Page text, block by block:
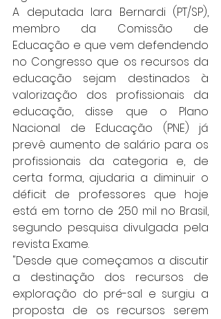
A deputada Iara Bernardi (PT/SP),
membro da Comissão de
Educação e que vem defendendo
no Congresso que os recursos da
educação sejam destinados à
valorização dos profissionais da
educação, disse que o Plano
Nacional de Educação (PNE) já
prevê aumento de salário para os
profissionais da categoria e, de
certa forma, ajudaria a diminuir o
déficit de professores que hoje
está em torno de 250 mil no Brasil,
segundo pesquisa divulgada pela
revista Exame.
"Desde que começamos a discutir
a destinação dos recursos de
exploração do pré-sal e surgiu a
proposta de os recursos serem